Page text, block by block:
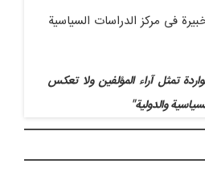
فی مرکز الدراسات السیاسیة
تمثل آراء المؤلفین ولا تعکس
والدولیة"